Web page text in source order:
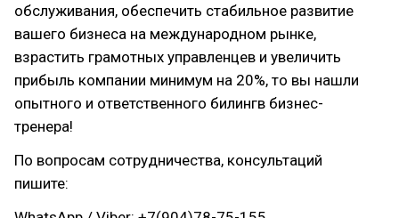
обслуживания, обеспечить стабильное развитие
вашего бизнеса на международном рынке,
взрастить грамотных управленцев и увеличить
прибыль компании минимум на 20%, то вы нашли
опытного и ответственного билингв бизнес-
тренера!
По вопросам сотрудничества, консультаций
пишите: